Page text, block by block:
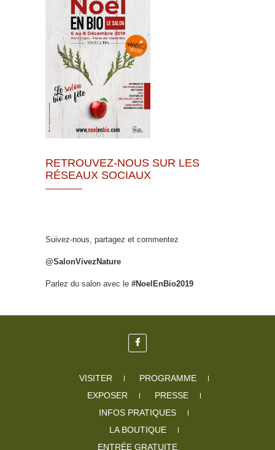
RETROUVEZ-NOUS SUR LES
RÉSEAUX SOCIAUX
Suivez-nous, partagez et commentez
@SalonVivezNature
Parlez du salon avec le #NoelEnBio2019
VISITER
PROGRAMME
EXPOSER
PRESSE
INFOS PRATIQUES
LA BOUTIQUE
ENTRÉE GRATUITE